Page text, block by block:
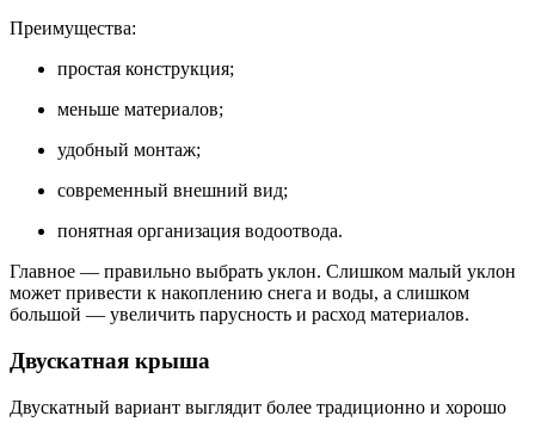
Преимущества:
простая конструкция;
меньше материалов;
удобный монтаж;
современный внешний вид;
понятная организация водоотвода.
Главное — правильно выбрать уклон. Слишком малый уклон
может привести к накоплению снега и воды, а слишком
большой — увеличить парусность и расход материалов.
Двускатная крыша
Двускатный вариант выглядит более традиционно и хорошо